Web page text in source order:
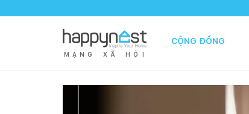
M Ạ N G X Ã H Ộ I
CỘNG ĐỒNG